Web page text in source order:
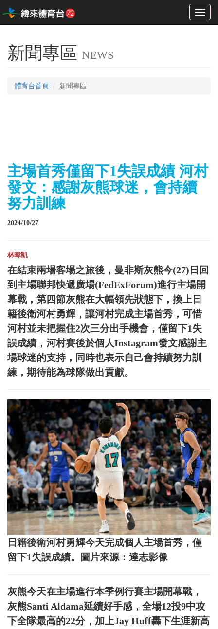
Toggle
新聞專區 NEWS
體育台首頁 新聞專區
主場首秀僅留下1失誤成績 河村
發文：感謝灰熊球迷，會持續
努力訓練
2024/10/27
林暐凱
在結束兩場客場之旅後，曼非斯灰熊今(27)日回
到主場聯邦快遞廣場(FedExForum)進行主場開
幕戰，第四節灰熊在大幅領先狀態下，換上日
籍後衛河村勇輝，讓河村完成主場首秀，可惜
河村並未把握住2次三分出手機會，僅留下1失
誤成績，河村賽後於個人Instagram發文感謝主
場球迷的支持，同時也表示自己會持續努力訓
練，期待能為球隊做出貢獻。
日籍後衛河村勇輝今天完成個人主場首秀，僅
留下1失誤成績。圖片來源：達志影像
灰熊今天在主場進行本季例行賽主場開幕戰，
灰熊Santi Aldama延續好手感，全場12投9中攻
下全隊最高的22分，加上Jay Huff轟下生涯新高